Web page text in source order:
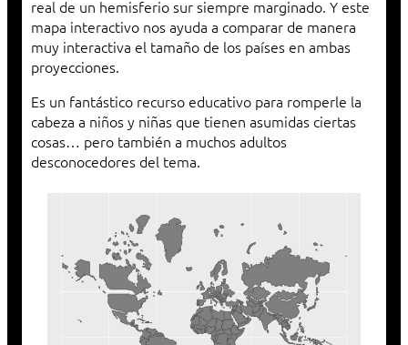
real de un hemisferio sur siempre marginado. Y este
mapa interactivo nos ayuda a comparar de manera
muy interactiva el tamaño de los países en ambas
proyecciones.
Es un fantástico recurso educativo para romperle la
cabeza a niños y niñas que tienen asumidas ciertas
cosas… pero también a muchos adultos
desconocedores del tema.